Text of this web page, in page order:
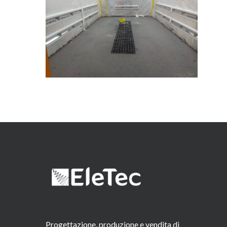
Progettazione, produzione e vendita di